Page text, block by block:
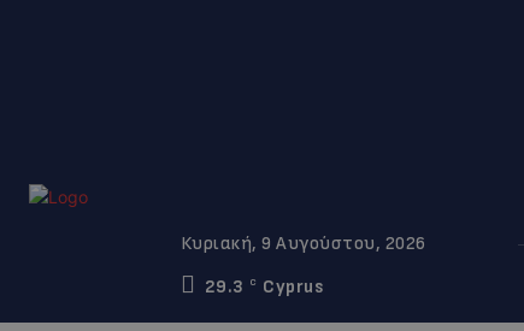
Κυριακή, 9 Αυγούστου, 2026
29.3
C Cyprus